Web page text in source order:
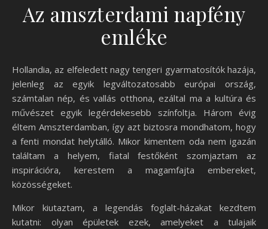
Az amszterdami napfény
emléke
Hollandia, az elfeledett nagy tengeri gyarmatosítók hazája,
jelenleg az egyik legváltozatosabb európai ország,
számtalan nép, és vallás otthona, ezáltal ma a kultúra és
művészet egyik legérdekesebb színfoltja. Három évig
éltem Amszterdamban, így azt biztosra mondhatom, hogy
a fenti mondat helytálló. Mikor kimentem oda nem igazán
találtam a helyem, fiatal festőként szomjaztam az
inspirációra, kerestem a magamfajta embereket,
közösségeket.
Mikor kiutaztam, a legendás foglalt-házakat kezdtem
kutatni: olyan épületek ezek, amelyeket a tulajaik